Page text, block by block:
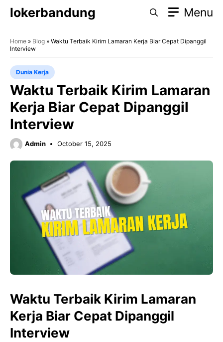
Skiplokerbandung Menu
Home » Blog » Waktu Terbaik Kirim Lamaran Kerja Biar Cepat Dipanggil
Interview
Dunia Kerja
Waktu Terbaik Kirim Lamaran
Kerja Biar Cepat Dipanggil
Interview
Admin October 15, 2025
Waktu Terbaik Kirim Lamaran
Kerja Biar Cepat Dipanggil
Interview